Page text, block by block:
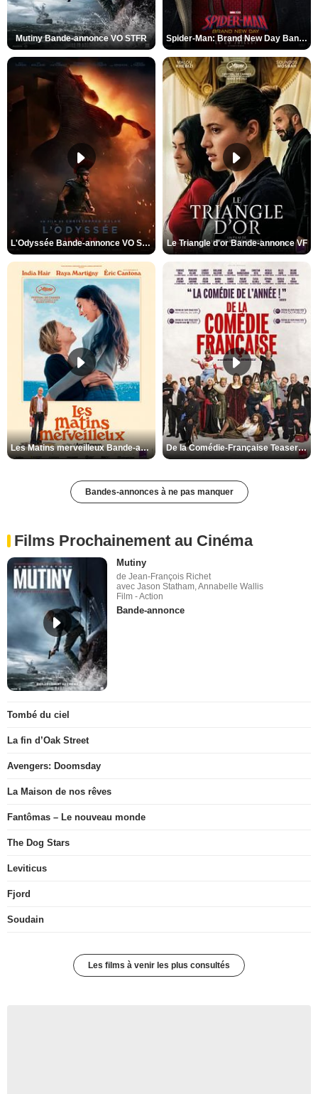
Mutiny Bande-annonce VO STFR Spider-Man: Brand New Day Bande-annonce VO STFR
L'Odyssée Bande-annonce VO STFR Le Triangle d'or Bande-annonce VF
Les Matins merveilleux Bande-annonce VF De la Comédie-Française Teaser VF
Bandes-annonces à ne pas manquer
Films Prochainement au Cinéma
Mutiny
de Jean-François Richet
avec Jason Statham, Annabelle Wallis
Film - Action
Bande-annonce
Tombé du ciel
La fin d’Oak Street
Avengers: Doomsday
La Maison de nos rêves
Fantômas – Le nouveau monde
The Dog Stars
Leviticus
Fjord
Soudain
Les films à venir les plus consultés